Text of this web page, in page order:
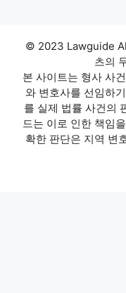
© 2023 Lawguide
츠의
본 사이트는 형사 사
와 변호사를 선임하
를 실제 법률 사건의
드는 이로 인한 책임
확한 판단은 지역 변